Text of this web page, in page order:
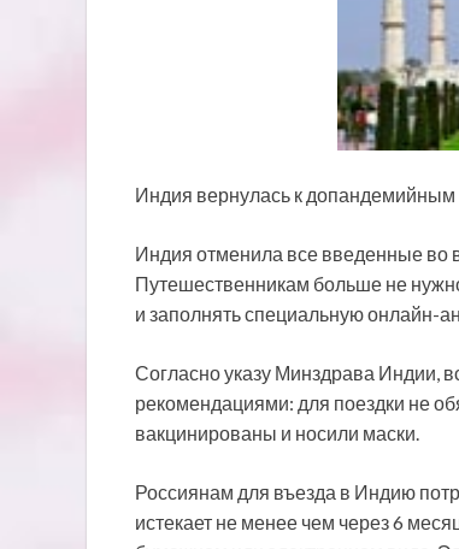
Индия вернулась к
Индия отменила все введенные во
Путешественникам больше не
и заполнять специальную онлайн-
Согласно указу Минздрава Индии,
рекомендациями: для поездки не
вакцинированы и носили маски.
Россиянам для въезда в Индию
истекает не менее чем через 6